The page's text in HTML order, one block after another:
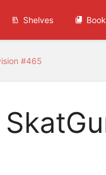
Shelves
#465